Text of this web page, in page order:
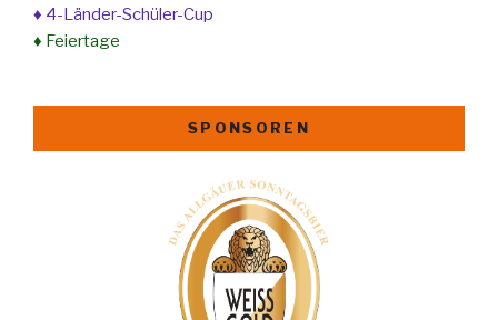
♦ 4-Länder-Schüler-Cup
♦ Feiertage
SPONSOREN